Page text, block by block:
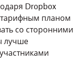
Dropbox
планом
со сторонними
лучше